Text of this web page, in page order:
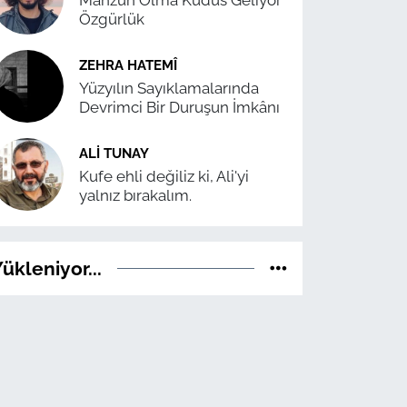
Özgürlük
ZEHRA HATEMÎ
Yüzyılın Sayıklamalarında
Devrimci Bir Duruşun İmkânı
ALI TUNAY
Kufe ehli değiliz ki, Ali'yi
yalnız bırakalım.